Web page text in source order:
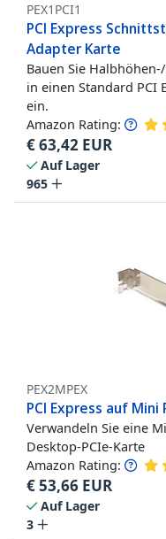
PEX1PCI1
PCI Express
Adapter Karte
Bauen Sie
in einen Standard PCI
ein.
Amazon Rating:
€63,42 EUR
Auf Lager
965
PEX2MPEX
PCI Express auf
Verwandeln Sie eine
Desktop-PCIe-Karte
Amazon Rating:
€53,66 EUR
Auf Lager
3